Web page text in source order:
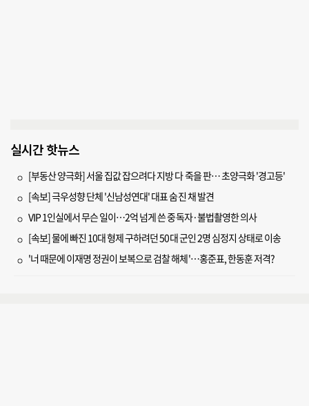
실시간 핫뉴스
[부동산 양극화] 서울 집값 잡으려다 지방 다 죽을 판… 초양극화 '경고등'
[속보] 극우성향 단체 '신남성연대' 대표 숨진 채 발견
VIP 1인실에서 무슨 일이…2억 넘게 쓴 중독자·불법촬영한 의사
[속보] 물에 빠진 10대 형제 구하려던 50대 군인 2명 심정지 상태로 이송
'너 때문에 이재명 정권이 보복으로 검찰 해체'…홍준표, 한동훈 저격?